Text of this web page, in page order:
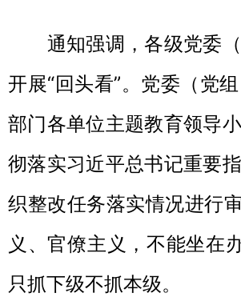
通知强调，各级党委（
开展“回头看”。党委（党
部门各单位主题教育领导
彻落实习近平总书记重要
织整改任务落实情况进行
义、官僚主义，不能坐在
只抓下级不抓本级。